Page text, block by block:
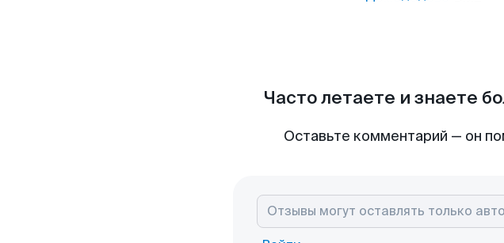
Часто летаете и знаете
Оставьте комментарий — он